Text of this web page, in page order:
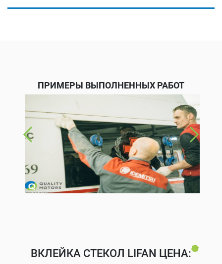
ПРИМЕРЫ ВЫПОЛНЕННЫХ РАБОТ
ВКЛЕЙКА СТЕКОЛ LIFAN ЦЕНА: